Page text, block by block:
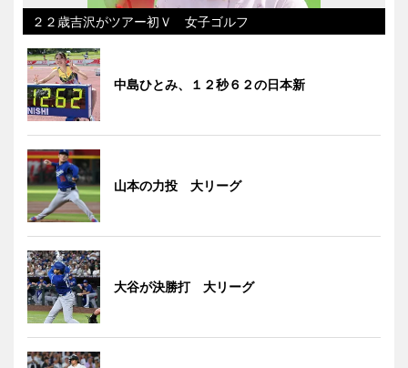
２２歳吉沢がツアー初Ｖ 女子ゴルフ
中島ひとみ、１２秒６２の日本新
山本の力投 大リーグ
大谷が決勝打 大リーグ